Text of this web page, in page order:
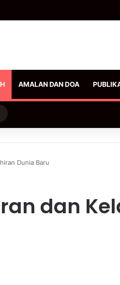
AMALAN DAN DOA
Cari
Dunia Baru
dan